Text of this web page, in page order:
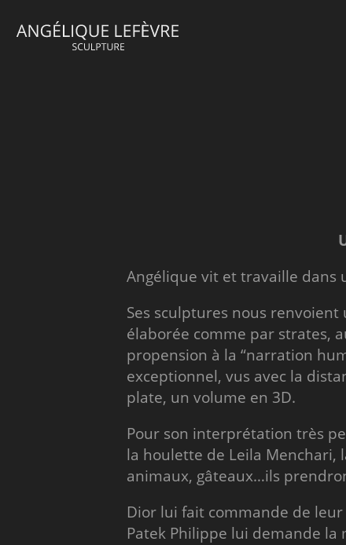
Angélique vit et travaille dans
Ses sculptures nous
élaborée comme par strates,
propension à la “narration
exceptionnel, vus avec la
plate, un volume en 3D.
Pour son interprétation très
la houlette de Leila Menchari,
animaux, gâteaux…ils
Dior lui fait commande de
Patek Philippe lui demande